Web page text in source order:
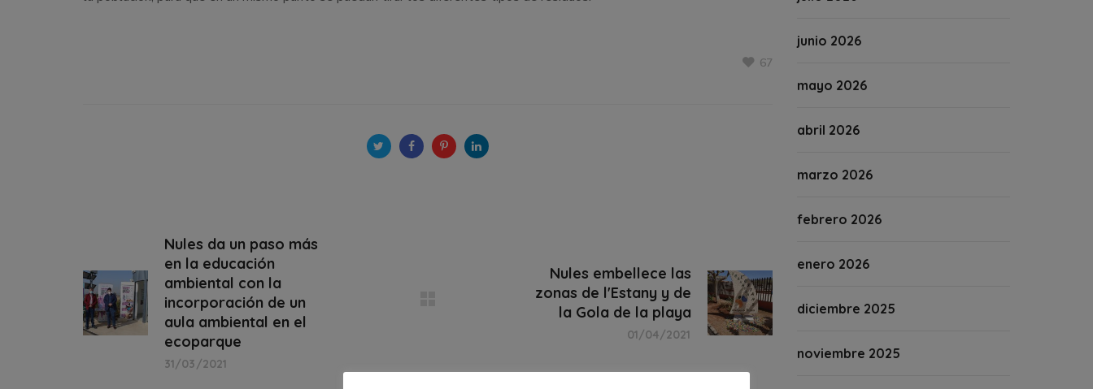
67
Nules da un paso más
en la educación
ambiental con la
incorporación de un
aula ambiental en el
ecoparque
31/03/2021
Nules embellece las
zonas de l'Estany y de
la Gola de la playa
01/04/2021
junio 2026
mayo 2026
abril 2026
marzo 2026
febrero 2026
enero 2026
diciembre 2025
noviembre 2025